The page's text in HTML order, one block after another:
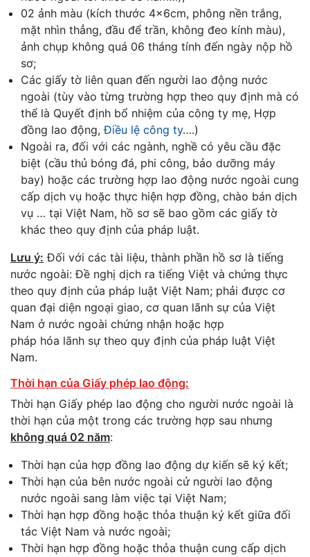
02 ảnh màu (kích thước 4x6cm, phông nền trắng,
mặt nhìn thẳng, đầu để trần, không đeo kính màu),
ảnh chụp không quá 06 tháng tính đến ngày nộp hồ
sơ;
Các giấy tờ liên quan đến người lao động nước
ngoài (tùy vào từng trường hợp theo quy định mà có
thể là Quyết định bổ nhiệm của công ty mẹ, Hợp
đồng lao động,Điều lệ công ty….)
Ngoài ra, đối với các ngành, nghề có yêu cầu đặc
biệt (cầu thủ bóng đá, phi công, bảo dưỡng máy
bay) hoặc các trường hợp lao động nước ngoài cung
cấp dịch vụ hoặc thực hiện hợp đồng, chào bán dịch
vụ … tại Việt Nam, hồ sơ sẽ bao gồm các giấy tờ
khác theo quy định của pháp luật.
Lưu ý: Đối với các tài liệu, thành phần hồ sơ là tiếng
nước ngoài: Đề nghị dịch ra tiếng Việt và chứng thực
theo quy định của pháp luật Việt Nam; phải được cơ
quan đại diện ngoại giao, cơ quan lãnh sự của Việt
Nam ở nước ngoài chứng nhận hoặc hợp
pháp hóa lãnh sự theo quy định của pháp luật Việt
Nam.
Thời hạn của Giấy phép lao động:
Thời hạn Giấy phép lao động cho người nước ngoài là
thời hạn của một trong các trường hợp sau nhưng
không quá 02 năm:
Thời hạn của hợp đồng lao động dự kiến sẽ ký kết;
Thời hạn của bên nước ngoài cử người lao động
nước ngoài sang làm việc tại Việt Nam;
Thời hạn hợp đồng hoặc thỏa thuận ký kết giữa đối
tác Việt Nam và nước ngoài;
Thời hạn hợp đồng hoặc thỏa thuận cung cấp dịch